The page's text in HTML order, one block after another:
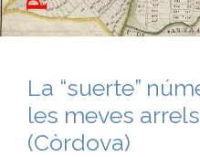
La “suerte”
les meves
(Còrdova)